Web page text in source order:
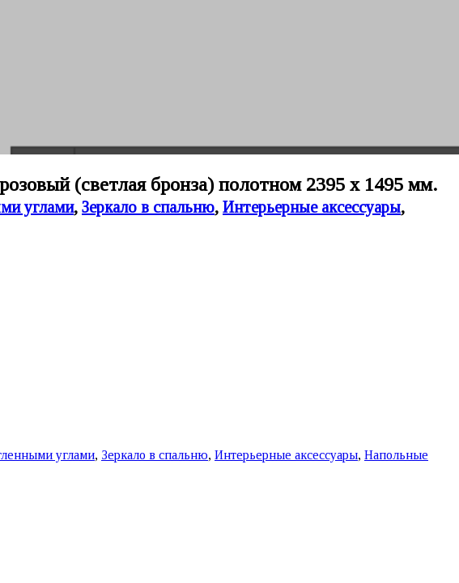
(светлая бронза) полотном 2395 х 1495 мм.
углами, Зеркало в спальню, Интерьерные аксессуары,
углами, Зеркало в спальню, Интерьерные аксессуары, Напольные